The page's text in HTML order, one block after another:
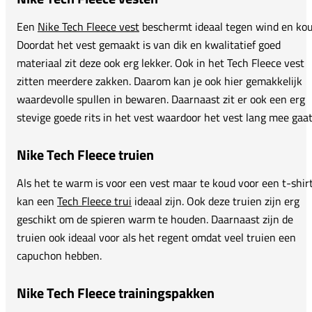
Een Nike Tech Fleece vest beschermt ideaal tegen wind en
Doordat het vest gemaakt is van dik en kwalitatief goed
materiaal zit deze ook erg lekker. Ook in het Tech Fleece vest
zitten meerdere zakken. Daarom kan je ook hier gemakkelijk
waardevolle spullen in bewaren. Daarnaast zit er ook een erg
stevige goede rits in het vest waardoor het vest lang mee
Nike Tech Fleece truien
Als het te warm is voor een vest maar te koud voor een t-
kan een Tech Fleece trui ideaal zijn. Ook deze truien zijn erg
geschikt om de spieren warm te houden. Daarnaast zijn de
truien ook ideaal voor als het regent omdat veel truien een
capuchon hebben.
Nike Tech Fleece trainingspakken